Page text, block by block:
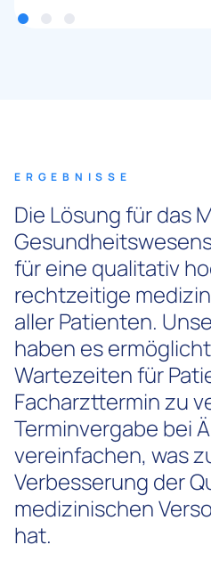
ERGEBNISSE
Die Lösung für das
für eine qualitativ
rechtzeitige
aller Patienten.
haben es
Wartezeiten für
Facharzttermin zu
Terminvergabe bei
vereinfachen, was
Verbesserung der
medizinischen
hat.